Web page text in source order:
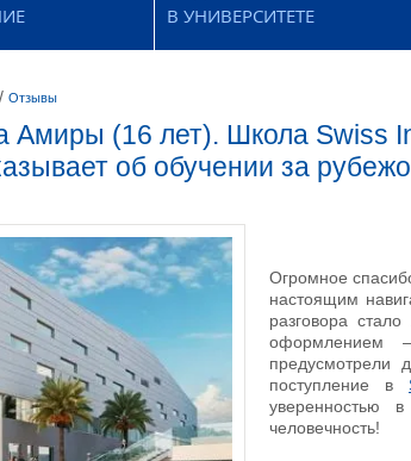
В УНИВЕРСИТЕТЕ
/ Отзывы
Амиры (16 лет). Школа Swiss
об обучении за
Огромное
настоящим
разговора
оформлением
поступление в
уверенностью
человечность!